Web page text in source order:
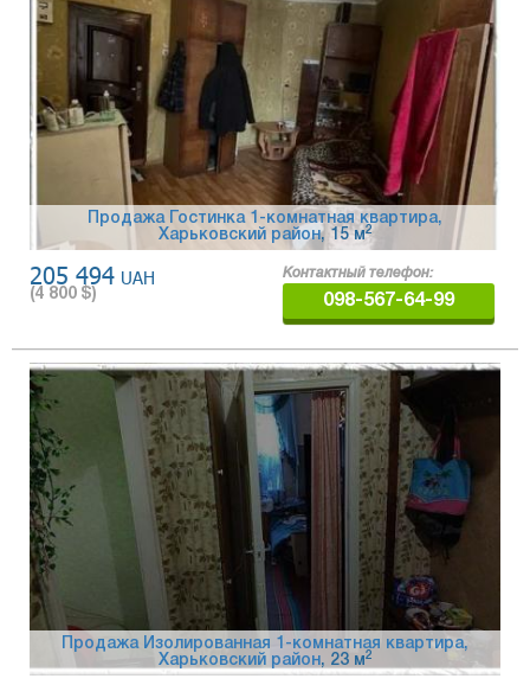
Продажа Гостинка 1-комнатная квартира,
Харьковский район, 15 м2
205 494 UAH
(4 800 $)
Контактный телефон:
098-567-64-99
Продажа Изолированная 1-комнатная квартира,
Харьковский район , 23 м 2